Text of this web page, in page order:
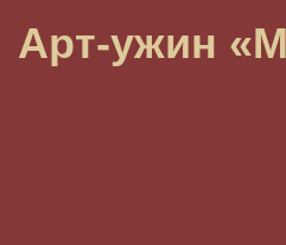
Арт-ужин